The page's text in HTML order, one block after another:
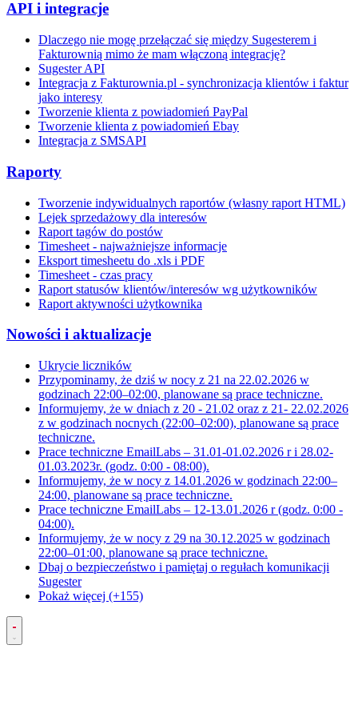
API i integracje
Dlaczego nie mogę przełączać się między Sugesterem i
Fakturownią mimo że mam włączoną integrację?
Sugester API
Integracja z Fakturownia.pl - synchronizacja klientów i faktur
jako interesy
Tworzenie klienta z powiadomień PayPal
Tworzenie klienta z powiadomień Ebay
Integracja z SMSAPI
Raporty
Tworzenie indywidualnych raportów (własny raport HTML)
Lejek sprzedażowy dla interesów
Raport tagów do postów
Timesheet - najważniejsze informacje
Eksport timesheetu do .xls i PDF
Timesheet - czas pracy
Raport statusów klientów/interesów wg użytkowników
Raport aktywności użytkownika
Nowości i aktualizacje
Ukrycie liczników
Przypominamy, że dziś w nocy z 21 na 22.02.2026 w
godzinach 22:00–02:00, planowane są prace techniczne.
Informujemy, że w dniach z 20 - 21.02 oraz z 21- 22.02.2026
z w godzinach nocnych (22:00–02:00), planowane są prace
techniczne.
Prace techniczne EmailLabs – 31.01-01.02.2026 r i 28.02-
01.03.2023r. (godz. 0:00 - 08:00).
Informujemy, że w nocy z 14.01.2026 w godzinach 22:00–
24:00, planowane są prace techniczne.
Prace techniczne EmailLabs – 12-13.01.2026 r (godz. 0:00 -
04:00).
Informujemy, że w nocy z 29 na 30.12.2025 w godzinach
22:00–01:00, planowane są prace techniczne.
Dbaj o bezpieczeństwo i pamiętaj o regułach komunikacji
Sugester
Pokaż więcej (+155)